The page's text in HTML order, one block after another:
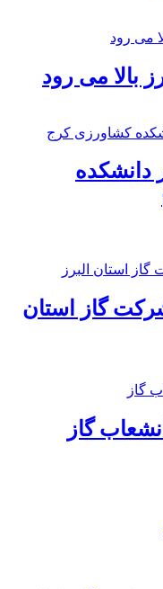
بالا می رود
دانشکده
گاز استان
گاز